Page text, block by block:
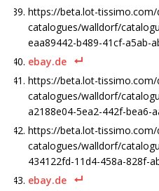
https://beta.lot-
catalogues/walldorf/
eaa89442-b489-41cf-a5ab-
ebay.de
https://beta.lot-
catalogues/walldorf/
a2188e04-5ea2-442f-bea6-
https://beta.lot-
catalogues/walldorf/
434122fd-11d4-458a-828f-
ebay.de